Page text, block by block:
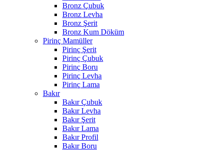
Bronz Çubuk
Bronz Levha
Bronz Şerit
Bronz Kum Döküm
Pirinç Mamüller
Pirinç Şerit
Pirinç Çubuk
Pirinç Boru
Pirinç Levha
Pirinç Lama
Bakır
Bakır Çubuk
Bakır Levha
Bakır Şerit
Bakır Lama
Bakır Profil
Bakır Boru